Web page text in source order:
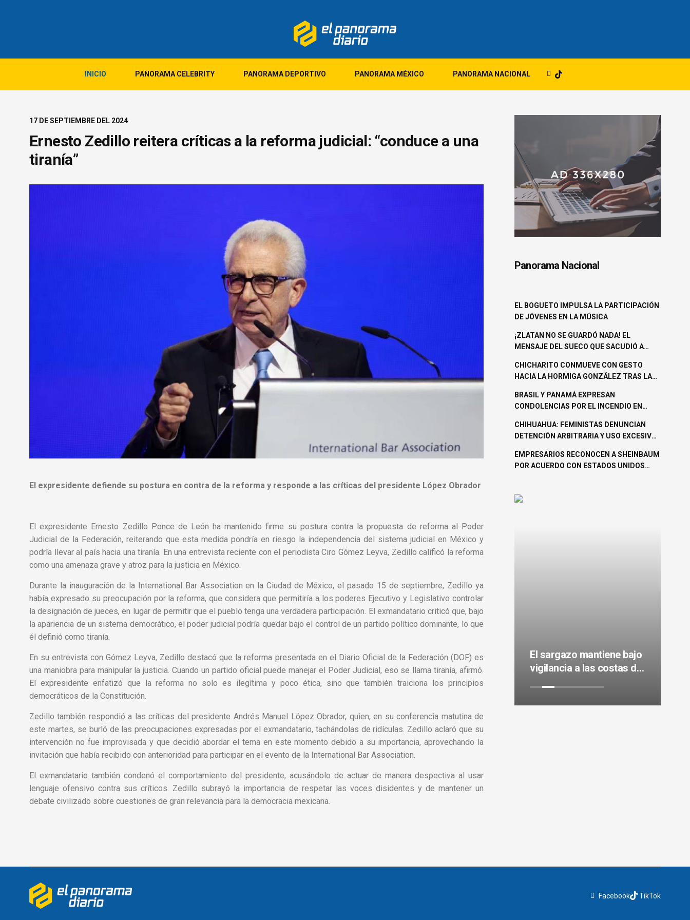
INICIO PANORAMA CELEBRITY PANORAMA DEPORTIVO PANORAMA MÉXICO PANORAMA NACIONAL
17 DE SEPTIEMBRE DEL 2024
Ernesto Zedillo reitera críticas a la reforma judicial: “conduce a una
tiranía”
El expresidente defiende su postura en contra de la reforma y responde a las críticas del presidente López Obrador
El expresidente Ernesto Zedillo Ponce de León ha mantenido firme su postura contra la propuesta de reforma al Poder
Judicial de la Federación, reiterando que esta medida pondría en riesgo la independencia del sistema judicial en México y
podría llevar al país hacia una tiranía. En una entrevista reciente con el periodista Ciro Gómez Leyva, Zedillo calificó la reforma
como una amenaza grave y atroz para la justicia en México.
Durante la inauguración de la International Bar Association en la Ciudad de México, el pasado 15 de septiembre, Zedillo ya
había expresado su preocupación por la reforma, que considera que permitiría a los poderes Ejecutivo y Legislativo controlar
la designación de jueces, en lugar de permitir que el pueblo tenga una verdadera participación. El exmandatario criticó que, bajo
la apariencia de un sistema democrático, el poder judicial podría quedar bajo el control de un partido político dominante, lo que
él definió como tiranía.
En su entrevista con Gómez Leyva, Zedillo destacó que la reforma presentada en el Diario Oficial de la Federación (DOF) es
una maniobra para manipular la justicia. Cuando un partido oficial puede manejar el Poder Judicial, eso se llama tiranía, afirmó.
El expresidente enfatizó que la reforma no solo es ilegítima y poco ética, sino que también traiciona los principios
democráticos de la Constitución.
Zedillo también respondió a las críticas del presidente Andrés Manuel López Obrador, quien, en su conferencia matutina de
este martes, se burló de las preocupaciones expresadas por el exmandatario, tachándolas de ridículas. Zedillo aclaró que su
intervención no fue improvisada y que decidió abordar el tema en este momento debido a su importancia, aprovechando la
invitación que había recibido con anterioridad para participar en el evento de la International Bar Association.
El exmandatario también condenó el comportamiento del presidente, acusándolo de actuar de manera despectiva al usar
lenguaje ofensivo contra sus críticos. Zedillo subrayó la importancia de respetar las voces disidentes y de mantener un
debate civilizado sobre cuestiones de gran relevancia para la democracia mexicana.
Panorama Nacional
EL BOGUETO IMPULSA LA PARTICIPACIÓN
DE JÓVENES EN LA MÚSICA
¡ZLATAN NO SE GUARDÓ NADA! EL
MENSAJE DEL SUECO QUE SACUDIÓ A
CHICHARITO CONMUEVE CON GESTO
HACIA LA HORMIGA GONZÁLEZ TRAS LA
BRASIL Y PANAMÁ EXPRESAN
CONDOLENCIAS POR EL INCENDIO EN
MUERTOS
CHIHUAHUA: FEMINISTAS DENUNCIAN
DETENCIÓN ARBITRARIA Y USO EXCESIVO
8M
EMPRESARIOS RECONOCEN A SHEINBAUM
POR ACUERDO CON ESTADOS UNIDOS
La nanotecnología está
creando estructuras
inimaginables.
Michoacán mantiene la
atención sobre sus
espacios naturales
El sargazo mantiene bajo
vigilancia a las costas del
Facebook TikTok